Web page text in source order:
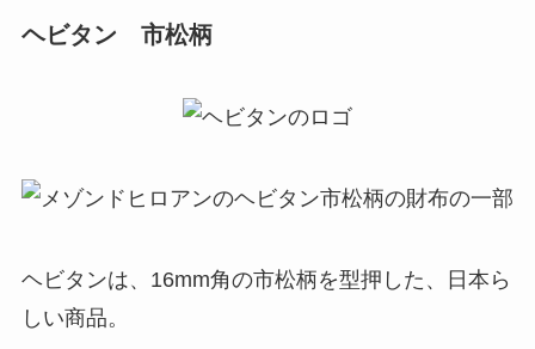
ヘビタン 市松柄
ヘビタンは、16mm角の市松柄を型押した、日本ら
しい商品。